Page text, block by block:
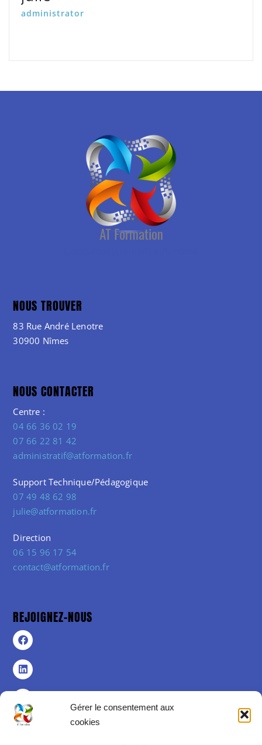
Gérer le consentement aux
cookies
administrator
NOUS TROUVER
83 Rue André Lenotre
30900 Nîmes
NOUS CONTACTER
Centre :
04 66 36 02 19
07 66 22 81 42
administratif@atformation.fr
Support Technique/Pédagogique
07 49 48 62 98
julie@atformation.fr
Direction
06 15 96 17 54
contact@atformation.fr
REJOIGNEZ-NOUS